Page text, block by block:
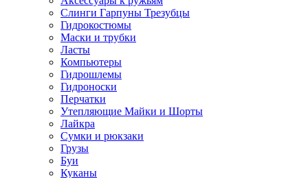
Слинги Гарпуны Трезубцы
Гидрокостюмы
Маски и трубки
Ласты
Компьютеры
Гидрошлемы
Гидроноски
Перчатки
Утепляющие Майки и Шорты
Лайкра
Сумки и рюкзаки
Грузы
Буи
Куканы